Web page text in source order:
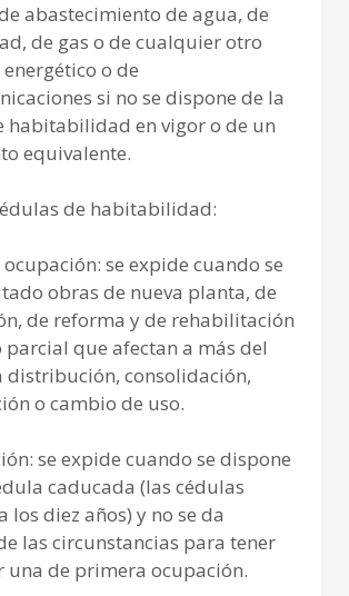
abastecimiento de agua, de
de gas o de cualquier otro
o de
si no se dispone de la
habitabilidad en vigor o de un
equivalente.
de habitabilidad:
se expide cuando se
obras de nueva planta, de
de reforma y de rehabilitación
que afectan a más del
distribución, consolidación,
o cambio de uso.
se expide cuando se dispone
caducada (las cédulas
los diez años) y no se da
las circunstancias para tener
una de primera ocupación.